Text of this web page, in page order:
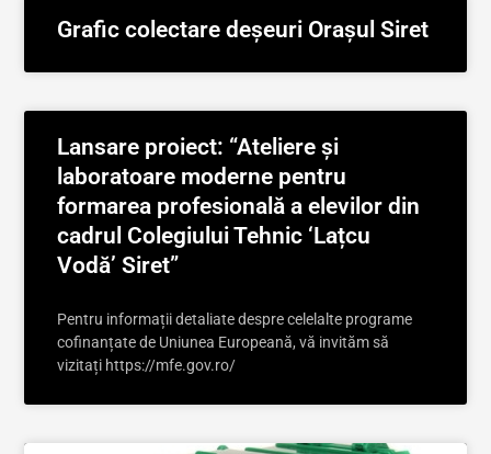
Grafic colectare deșeuri Orașul Siret
Lansare proiect: “Ateliere și
laboratoare moderne pentru
formarea profesională a elevilor din
cadrul Colegiului Tehnic ‘Lațcu
Vodă’ Siret”
Pentru informații detaliate despre celelalte programe
cofinanțate de Uniunea Europeană, vă invităm să
vizitați https://mfe.gov.ro/